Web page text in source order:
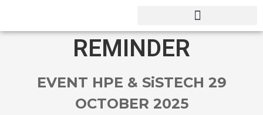
REMINDER
EVENT HPE & SiSTECH 29
OCTOBER 2025